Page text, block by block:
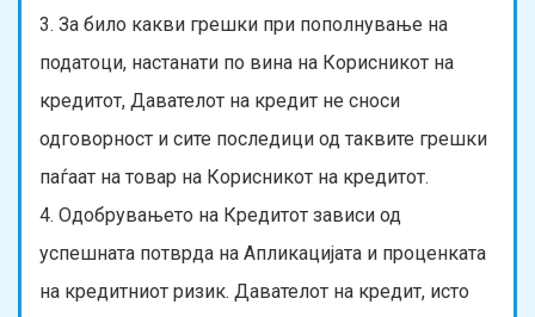
3. За било какви грешки при пополнување на
податоци, настанати по вина на Корисникот на
кредитот, Давателот на кредит не сноси
одговорност и сите последици од таквите грешки
паѓаат на товар на Корисникот на кредитот.
4. Одобрувањето на Кредитот зависи од
успешната потврда на Апликацијата и проценката
на кредитниот ризик. Давателот на кредит, исто